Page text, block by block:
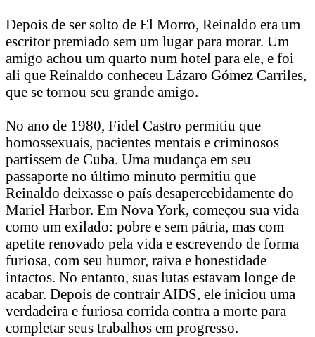
Depois de ser solto de El Morro, Reinaldo era um
escritor premiado sem um lugar para morar. Um
amigo achou um quarto num hotel para ele, e foi
ali que Reinaldo conheceu Lázaro Gómez Carriles,
que se tornou seu grande amigo.
No ano de 1980, Fidel Castro permitiu que
homossexuais, pacientes mentais e criminosos
partissem de Cuba. Uma mudança em seu
passaporte no último minuto permitiu que
Reinaldo deixasse o país desapercebidamente do
Mariel Harbor. Em Nova York, começou sua vida
como um exilado: pobre e sem pátria, mas com
apetite renovado pela vida e escrevendo de forma
furiosa, com seu humor, raiva e honestidade
intactos. No entanto, suas lutas estavam longe de
acabar. Depois de contrair AIDS, ele iniciou uma
verdadeira e furiosa corrida contra a morte para
completar seus trabalhos em progresso.